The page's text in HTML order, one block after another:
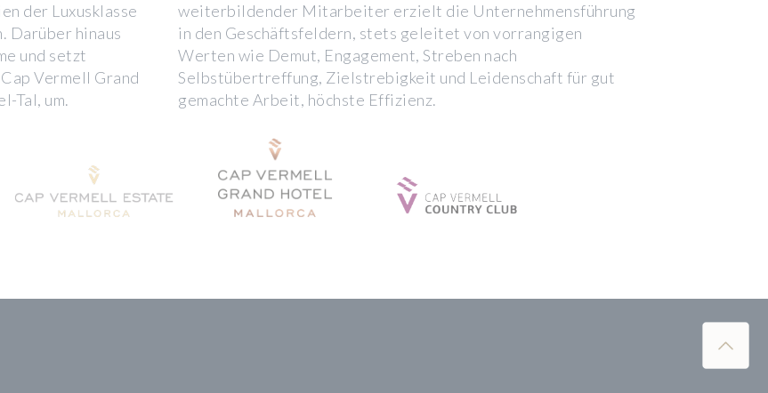
der Luxusklasse
Darüber hinaus
und setzt
Vermell Grand
Tal, um.
weiterbildender Mitarbeiter erzielt die Unternehmensführung
in den Geschäftsfeldern, stets geleitet von vorrangigen
Werten wie Demut, Engagement, Streben nach
Selbstübertreffung, Zielstrebigkeit und Leidenschaft für gut
gemachte Arbeit, höchste Effizienz.